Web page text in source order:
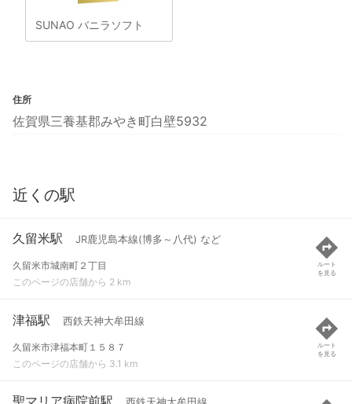
SUNAO バニラソフト
住所
佐賀県三養基郡みやき町白壁5932
近くの駅
久留米駅 JR鹿児島本線(博多～八代) など
久留米市城南町２丁目
このページの店舗から 2 km
ルート
を見る
津福駅 西鉄天神大牟田線
久留米市津福本町１５８７
このページの店舗から 3.1 km
ルート
を見る
聖マリア病院前駅